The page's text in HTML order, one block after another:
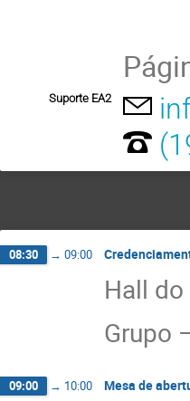
Suporte EA2
08:30 → 09:00
Hall
Grupo
09:00 → 10:00 Mesa de